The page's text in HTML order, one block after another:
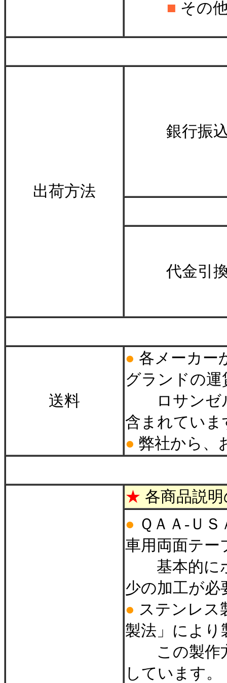
■ その
出荷方法
銀行振
代金引
送料
● 各メーカー
グランドの運
ロサンゼル
含まれていま
● 弊社から、
★ 各商品説
● ＱＡＡ-Ｕ
車用両面テー
基本的にボ
少の加工が
● ステンレス
製法」により
この製作方
しています。